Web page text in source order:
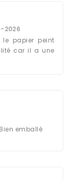
2026
papier peint
car il a une
emballé